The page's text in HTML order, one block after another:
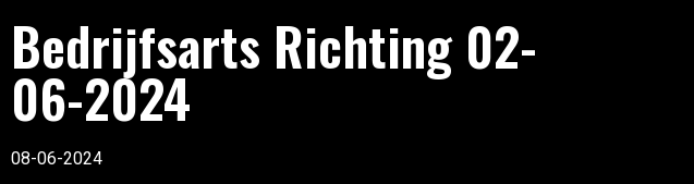
Bedrijfsarts Richting 02-
06-2024
08-06-2024